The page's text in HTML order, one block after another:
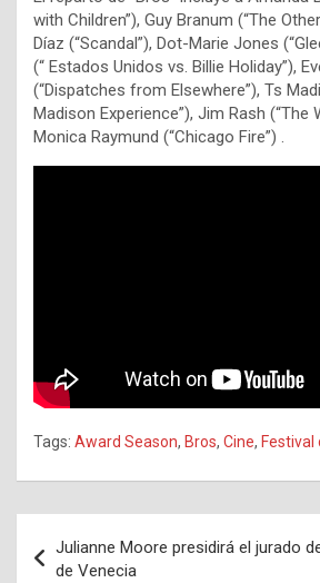
with Children”), Guy Branum (“The
Díaz (“Scandal”), Dot-Marie Jones
(“ Estados Unidos vs. Billie Holiday”),
(“Dispatches from Elsewhere”), Ts
Madison Experience”), Jim Rash (“The
Monica Raymund (“Chicago Fire”) .
Tags: Award Season, Bros, Cine, Festival
de
Julianne Moore presidirá el jurado
de Venecia